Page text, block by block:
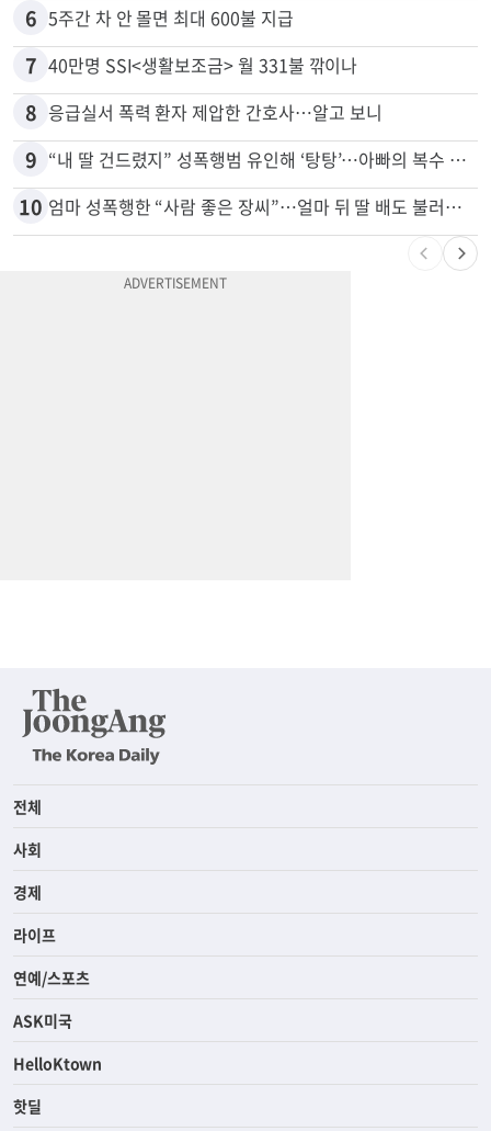
5 부에나파크 한인타운에 281유닛 주거단지 들어선다
6 5주간 차 안 몰면 최대 600불 지급
7 40만명 SSI<생활보조금> 월 331불 깎이나
8 응급실서 폭력 환자 제압한 간호사…알고 보니
9 “내 딸 건드렸지” 성폭행범 유인해 ‘탕탕’…아빠의 복수 결말
엄마 성폭행한 “사람 좋은 장씨”…얼마 뒤 딸 배도 불러왔다
전체
사회
경제
라이프
연예/스포츠
ASK미국
HelloKtown